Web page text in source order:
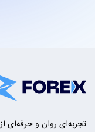
تجربه‌ای روان و حرفه‌ای